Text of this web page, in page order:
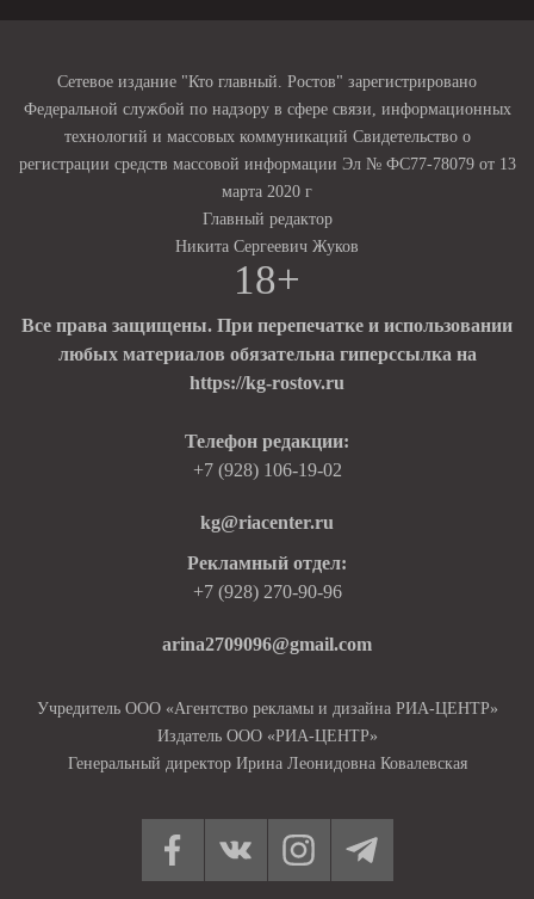
Сетевое издание "Кто главный. Ростов" зарегистрировано
Федеральной службой по надзору в сфере связи, информационных
технологий и массовых коммуникаций Свидетельство о
регистрации средств массовой информации Эл № ФС77-78079 от 13
марта 2020 г
Главный редактор
Никита Сергеевич Жуков
18+
Все права защищены. При перепечатке и использовании
любых материалов обязательна гиперссылка на
https://kg-rostov.ru
Телефон редакции:
+7 (928) 106-19-02
kg@riacenter.ru
Рекламный отдел:
+7 (928) 270-90-96
arina2709096@gmail.com
Учредитель ООО «Агентство рекламы и дизайна РИА-ЦЕНТР»
Издатель ООО «РИА-ЦЕНТР»
Генеральный директор Ирина Леонидовна Ковалевская